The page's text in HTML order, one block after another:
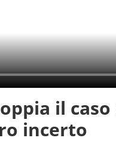
il
incerto